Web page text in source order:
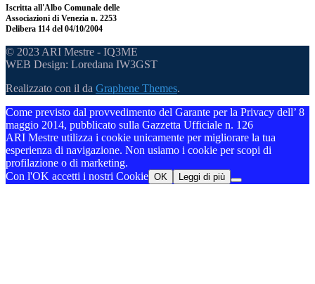
Iscritta all'Albo Comunale delle
Associazioni di Venezia n. 2253
Delibera 114 del 04/10/2004
© 2023 ARI Mestre - IQ3ME
WEB Design: Loredana IW3GST
Realizzato con il da Graphene Themes.
Come previsto dal provvedimento del Garante per la Privacy dell’ 8
maggio 2014, pubblicato sulla Gazzetta Ufficiale n. 126
ARI Mestre utilizza i cookie unicamente per migliorare la tua
esperienza di navigazione. Non usiamo i cookie per scopi di
profilazione o di marketing.
Con l'OK accetti i nostri Cookie OK Leggi di più